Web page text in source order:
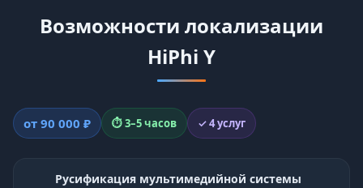
Возможности локализации
HiPhi Y
от 90 000 ₽ ⏱ 3–5 часов ✓ 4 услуг
Русификация мультимедийной системы